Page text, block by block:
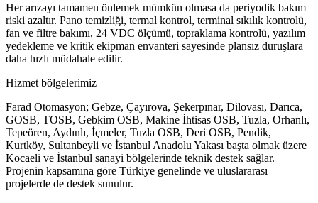
Her arızayı tamamen önlemek mümkün olmasa da periyodik bakım
riski azaltır. Pano temizliği, termal kontrol, terminal sıkılık kontrolü,
fan ve filtre bakımı, 24 VDC ölçümü, topraklama kontrolü, yazılım
yedekleme ve kritik ekipman envanteri sayesinde plansız duruşlara
daha hızlı müdahale edilir.
Hizmet bölgelerimiz
Farad Otomasyon; Gebze, Çayırova, Şekerpınar, Dilovası, Darıca,
GOSB, TOSB, Gebkim OSB, Makine İhtisas OSB, Tuzla, Orhanlı,
Tepeören, Aydınlı, İçmeler, Tuzla OSB, Deri OSB, Pendik,
Kurtköy, Sultanbeyli ve İstanbul Anadolu Yakası başta olmak üzere
Kocaeli ve İstanbul sanayi bölgelerinde teknik destek sağlar.
Projenin kapsamına göre Türkiye genelinde ve uluslararası
projelerde de destek sunulur.